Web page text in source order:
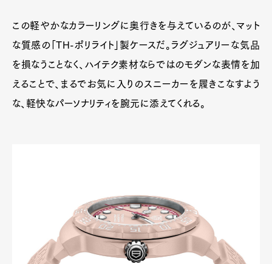
この軽やかなカラーリングに奥行きを与えているのが、マット
な質感の「TH-ポリライト」製ケースだ。ラグジュアリーな気品
を損なうことなく、ハイテク素材ならではのモダンな表情を加
えることで、まるでお気に入りのスニーカーを履きこなすよう
な、軽快なパーソナリティを腕元に添えてくれる。